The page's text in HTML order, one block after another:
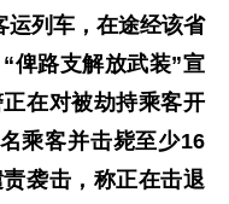
运列车，在途经该省
俾路支解放武装”宣
在对被劫持乘客开
乘客并击毙至少16
袭击，称正在击退